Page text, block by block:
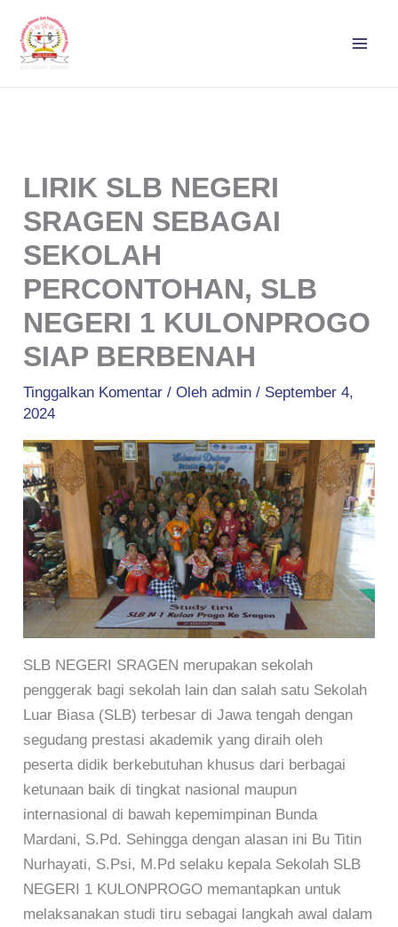
konten
LIRIK SLB NEGERI
SRAGEN SEBAGAI
SEKOLAH
PERCONTOHAN, SLB
NEGERI 1 KULONPROGO
SIAP BERBENAH
Tinggalkan Komentar / Olehadmin/ September 4,
2024
SLB NEGERI SRAGEN merupakan sekolah
penggerak bagi sekolah lain dan salah satu Sekolah
Luar Biasa (SLB) terbesar di Jawa tengah dengan
segudang prestasi akademik yang diraih oleh
peserta didik berkebutuhan khusus dari berbagai
ketunaan baik di tingkat nasional maupun
internasional di bawah kepemimpinan Bunda
Mardani, S.Pd. Sehingga dengan alasan ini Bu Titin
Nurhayati, S.Psi, M.Pd selaku kepala Sekolah SLB
NEGERI 1 KULONPROGO memantapkan untuk
melaksanakan studi tiru sebagai langkah awal dalam